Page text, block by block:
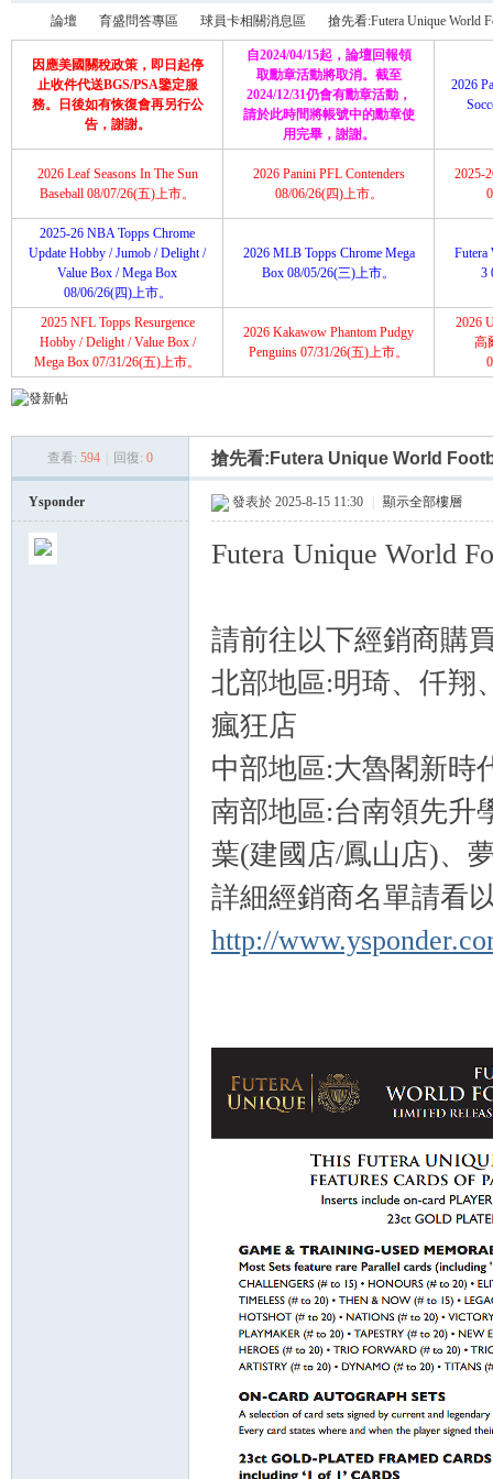
»
論壇
›
育盛問答專區
›
球員卡相關消息區
›
搶先看:Futera Unique World
因應美國關稅政策，即日起停
止收件代送BGS/PSA鑒定服
務。日後如有恢復會再另行公
告，謝謝。
自2024/04/15起，論壇回報領
取勳章活動將取消。截至
2024/12/31仍會有勳章活動，
請於此時間將帳號中的勳章使
用完畢，謝謝。
2026
2026 Leaf Seasons In The Sun
Baseball 08/07/26(五)上市。
2026 Panini PFL Contenders
08/06/26(四)上市。
2025-
2025-26 NBA Topps Chrome
Update Hobby / Jumob / Delight /
Value Box / Mega Box
08/06/26(四)上市。
2026 MLB Topps Chrome Mega
Box 08/05/26(三)上市。
Futera
3
2025 NFL Topps Resurgence
Hobby / Delight / Value Box /
Mega Box 07/31/26(五)上市。
2026 Kakawow Phantom Pudgy
Penguins 07/31/26(五)上市。
2026
高
查看: 594 回復: 0 搶先看:Futera Unique World
Ysponder 發表於 2025-8-15 11:30 顯示全部樓層
Futera Unique World
請前往以下經銷商購
北部地區:明琦、仟翔
瘋狂店
中部地區:大魯閣新時
南部地區:台南領先升
葉(建國店/鳳山店)、
詳細經銷商名單請看
http://